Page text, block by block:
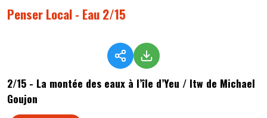
Penser Local - Eau 2/15
2/15 - La montée des eaux à l’île d’Yeu / Itw de Michael
Goujon